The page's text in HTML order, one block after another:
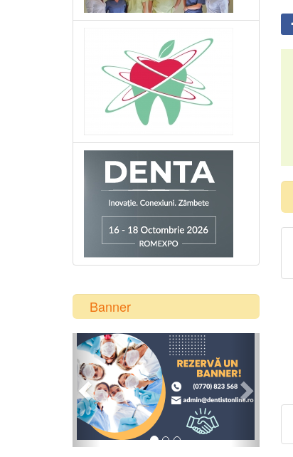
Banner
Previous